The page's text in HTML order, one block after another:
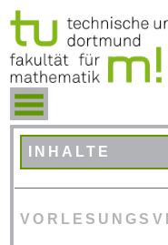
INHALTE